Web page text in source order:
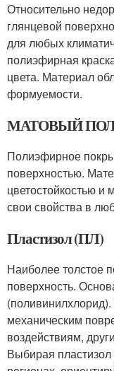
Относительно
глянцевой
для любых
полиэфирная
цвета. Материал
формуемости.
МАТОВЫЙ
Полиэфирное
поверхностью.
цветостойкостью и
свои свойства в
Пластизол (ПЛ)
Наиболее толстое
поверхность.
механическим
воздействиям,
Выбирая